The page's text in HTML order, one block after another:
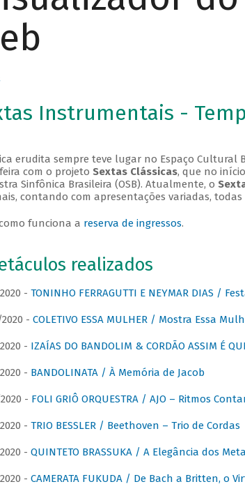
Instrumentais -
erudita sempre teve lugar no Espaço Cultural
com o projeto Sextas Clássicas, que no
Sinfônica Brasileira (OSB). Atualmente, o
contando com apresentações variadas, todas
funciona a reserva de ingressos.
realizados
- TONINHO FERRAGUTTI E NEYMAR DIAS /
- COLETIVO ESSA MULHER / Mostra Essa
- IZAÍAS DO BANDOLIM & CORDÃO ASSIM É
- BANDOLINATA / À Memória de Jacob
- FOLI GRIÔ ORQUESTRA / AJO – Ritmos
- TRIO BESSLER / Beethoven – Trio de Cordas
- QUINTETO BRASSUKA / A Elegância dos
- CAMERATA FUKUDA / De Bach a Britten, o